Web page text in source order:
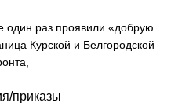
один раз проявили «добрую
Курской и Белгородской
приказы